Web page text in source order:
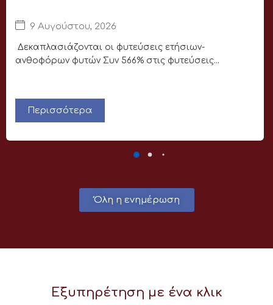
9 Αυγούστου, 2026
Δεκαπλασιάζονται οι φυτεύσεις ετήσιων-
ανθοφόρων φυτών Συν 566% στις φυτεύσεις...
Περισσότερα
Όλη η ενημέρωση
Εξυπηρέτηση με ένα κλικ